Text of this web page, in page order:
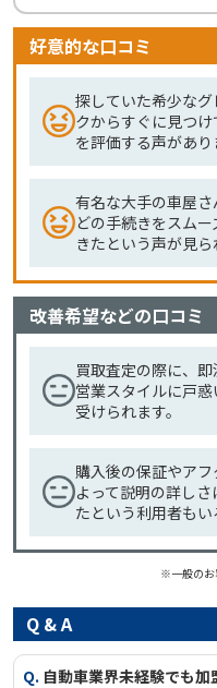
好意的な口コミ
探していた希少な
クからすぐに見つ
を評価する声があり
有名な大手の車屋
どの手続きをスム
きたという声が見ら
改善希望などの口コミ
買取査定の際に、
営業スタイルに戸
受けられます。
購入後の保証やア
よって説明の詳し
たという利用者もい
※一般のお
Q & A
Q. 自動車業界未経験でも加